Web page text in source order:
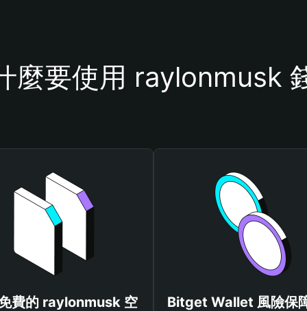
麼要使用 raylonmusk
費的 raylonmusk 空
Bitget Wallet 風險保